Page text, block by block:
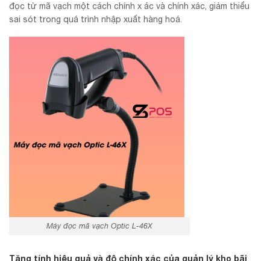
đọc từ mã vạch một cách chính x ác và chính xác, giảm thiểu
sai sót trong quá trình nhập xuất hàng hoá.
Máy đọc mã vạch Optic L-46X
Tăng tính hiệu quả và độ chính xác của quản lý kho bãi